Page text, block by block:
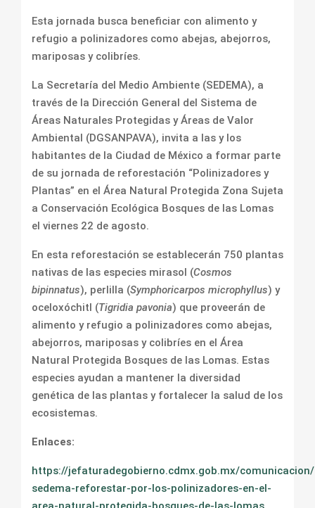
Esta jornada busca beneficiar con alimento y
refugio a polinizadores como abejas, abejorros,
mariposas y colibríes.
La Secretaría del Medio Ambiente (SEDEMA), a
través de la Dirección General del Sistema de
Áreas Naturales Protegidas y Áreas de Valor
Ambiental (DGSANPAVA), invita a las y los
habitantes de la Ciudad de México a formar parte
de su jornada de reforestación “Polinizadores y
Plantas” en el Área Natural Protegida Zona Sujeta
a Conservación Ecológica Bosques de las Lomas
el viernes 22 de agosto.
En esta reforestación se establecerán 750 plantas
nativas de las especies mirasol (Cosmos
bipinnatus), perlilla (Symphoricarpos microphyllus) y
oceloxóchitl (Tigridia pavonia) que proveerán de
alimento y refugio a polinizadores como abejas,
abejorros, mariposas y colibríes en el Área
Natural Protegida Bosques de las Lomas. Estas
especies ayudan a mantener la diversidad
genética de las plantas y fortalecer la salud de los
ecosistemas.
Enlaces:
https://jefaturadegobierno.cdmx.gob.mx/
sedema-reforestar-por-los-polinizadores-en-el-